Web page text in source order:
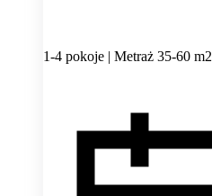
1-4 pokoje | Metraż 35-60 m2